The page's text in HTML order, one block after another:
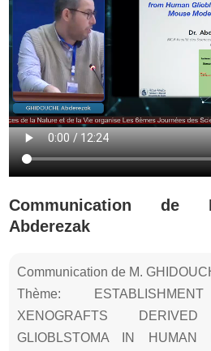
Communication de
Abderezak
Communication de M.
Thème:
XENOGRAFTS
GLIOBLSTOMA IN HUMAN